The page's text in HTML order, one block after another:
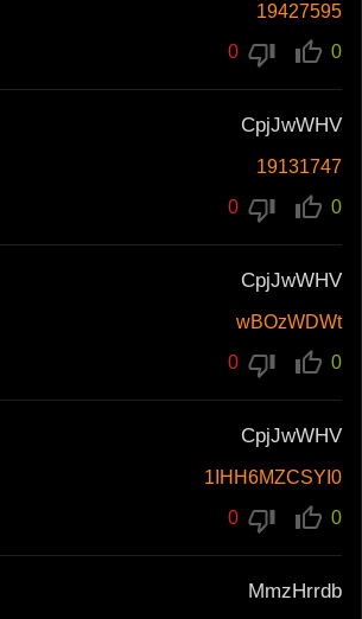
19427595
0
CpjJwWHV
19131747
0
CpjJwWHV
wBOzWDWt
0
CpjJwWHV
1IHH6MZCSYI0
0
MmzHrrdb